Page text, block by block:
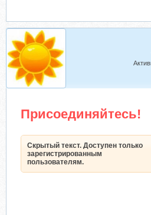
Присоединяйтесь!
Скрытый текст. Доступен только
зарегистрированным
пользователям.